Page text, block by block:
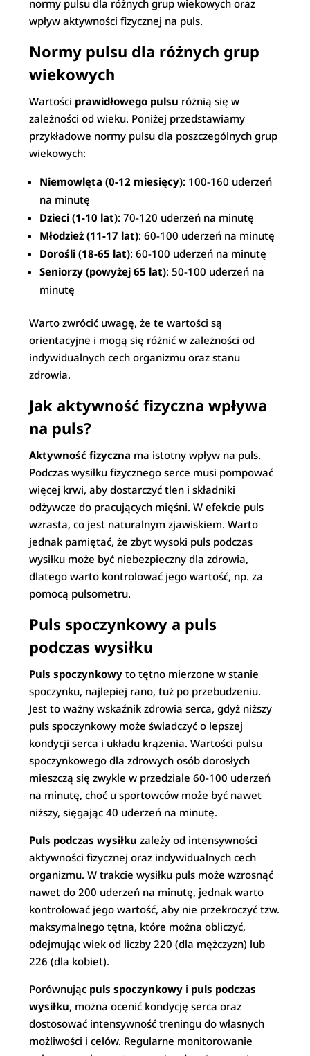
normy pulsu dla różnych grup wiekowych oraz
wpływ aktywności fizycznej na puls.
Normy pulsu dla różnych grup
wiekowych
Wartości prawidłowego pulsu różnią się w
zależności od wieku. Poniżej przedstawiamy
przykładowe normy pulsu dla poszczególnych grup
wiekowych:
Niemowlęta (0-12 miesięcy): 100-160 uderzeń
na minutę
Dzieci (1-10 lat): 70-120 uderzeń na minutę
Młodzież (11-17 lat): 60-100 uderzeń na minutę
Dorośli (18-65 lat): 60-100 uderzeń na minutę
Seniorzy (powyżej 65 lat): 50-100 uderzeń na
minutę
Warto zwrócić uwagę, że te wartości są
orientacyjne i mogą się różnić w zależności od
indywidualnych cech organizmu oraz stanu
zdrowia.
Jak aktywność fizyczna wpływa
na puls?
Aktywność fizyczna ma istotny wpływ na puls.
Podczas wysiłku fizycznego serce musi pompować
więcej krwi, aby dostarczyć tlen i składniki
odżywcze do pracujących mięśni. W efekcie puls
wzrasta, co jest naturalnym zjawiskiem. Warto
jednak pamiętać, że zbyt wysoki puls podczas
wysiłku może być niebezpieczny dla zdrowia,
dlatego warto kontrolować jego wartość, np. za
pomocą pulsometru.
Puls spoczynkowy a puls
podczas wysiłku
Puls spoczynkowy to tętno mierzone w stanie
spoczynku, najlepiej rano, tuż po przebudzeniu.
Jest to ważny wskaźnik zdrowia serca, gdyż niższy
puls spoczynkowy może świadczyć o lepszej
kondycji serca i układu krążenia. Wartości pulsu
spoczynkowego dla zdrowych osób dorosłych
mieszczą się zwykle w przedziale 60-100 uderzeń
na minutę, choć u sportowców może być nawet
niższy, sięgając 40 uderzeń na minutę.
Puls podczas wysiłku zależy od intensywności
aktywności fizycznej oraz indywidualnych cech
organizmu. W trakcie wysiłku puls może wzrosnąć
nawet do 200 uderzeń na minutę, jednak warto
kontrolować jego wartość, aby nie przekroczyć tzw.
maksymalnego tętna, które można obliczyć,
odejmując wiek od liczby 220 (dla mężczyzn) lub
226 (dla kobiet).
Porównując puls spoczynkowy i puls podczas
wysiłku, można ocenić kondycję serca oraz
dostosować intensywność treningu do własnych
możliwości i celów. Regularne monitorowanie